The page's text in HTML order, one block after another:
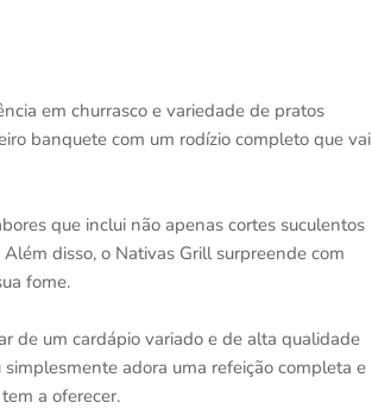
em churrasco e variedade de pratos
banquete com um rodízio completo que vai
que inclui não apenas cortes suculentos
disso, o Nativas Grill surpreende com
fome.
de um cardápio variado e de alta qualidade
adora uma refeição completa e
a oferecer.